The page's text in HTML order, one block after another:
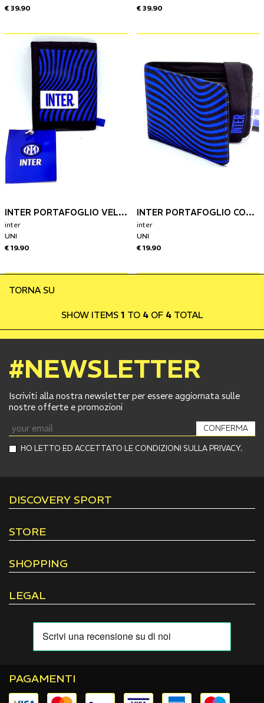
€ 39.90
€ 39.90
INTER PORTAFOGLIO VELCRO A STRAPPO
inter
UNI
€ 19.90
INTER PORTAFOGLIO CON ELSTICO
inter
UNI
€ 19.90
TORNA SU
SHOW ITEMS 1 TO 4OF 4TOTAL
#NEWSLETTER
Iscriviti alla nostra newsletter per essere aggiornata sulle
nostre offerte e promozioni
HO LETTO ED ACCETTATO LE CONDIZIONI SULLA PRIVACY.
CONFERMA
DISCOVERY SPORT
STORE
SHOPPING
LEGAL
PAGAMENTI